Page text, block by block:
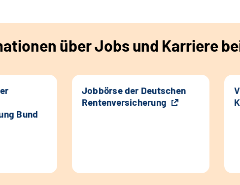
über Jobs und Karriere
Bund
Jobbörse der Deutschen
Rentenversicherung